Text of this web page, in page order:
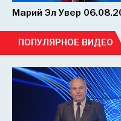
Марий Эл Увер
ПОПУЛЯРНОЕ ВИДЕО